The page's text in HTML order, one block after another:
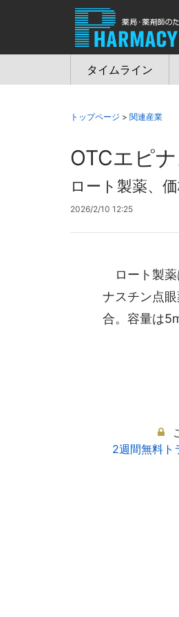
タイムライン
トップページ > 関連産業
OTCエピ
ロート製薬、
2026/2/10 12:25
ロート製薬
ナスチン点
合。容量は
2週間無料ト